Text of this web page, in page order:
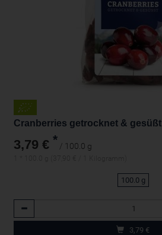
Cranberries getrocknet & gesüßt
3,79 € * / 100.0 g
100.0 g
3,79 €